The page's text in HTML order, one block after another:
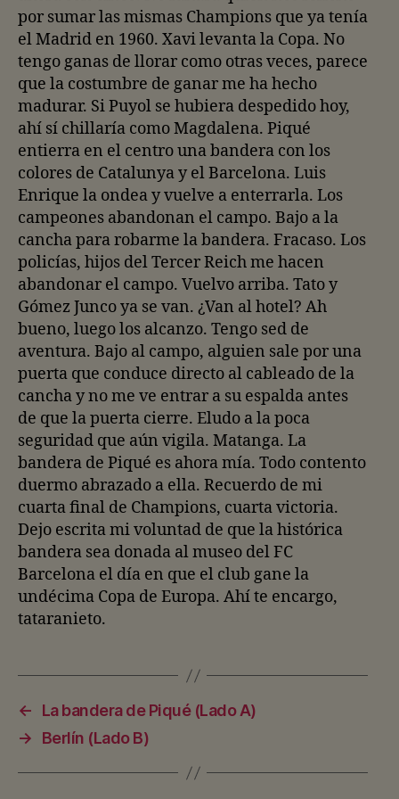
por sumar las mismas Champions que ya tenía
el Madrid en 1960. Xavi levanta la Copa. No
tengo ganas de llorar como otras veces, parece
que la costumbre de ganar me ha hecho
madurar. Si Puyol se hubiera despedido hoy,
ahí sí chillaría como Magdalena. Piqué
entierra en el centro una bandera con los
colores de Catalunya y el Barcelona. Luis
Enrique la ondea y vuelve a enterrarla. Los
campeones abandonan el campo. Bajo a la
cancha para robarme la bandera. Fracaso. Los
policías, hijos del Tercer Reich me hacen
abandonar el campo. Vuelvo arriba. Tato y
Gómez Junco ya se van. ¿Van al hotel? Ah
bueno, luego los alcanzo. Tengo sed de
aventura. Bajo al campo, alguien sale por una
puerta que conduce directo al cableado de la
cancha y no me ve entrar a su espalda antes
de que la puerta cierre. Eludo a la poca
seguridad que aún vigila. Matanga. La
bandera de Piqué es ahora mía. Todo contento
duermo abrazado a ella. Recuerdo de mi
cuarta final de Champions, cuarta victoria.
Dejo escrita mi voluntad de que la histórica
bandera sea donada al museo del FC
Barcelona el día en que el club gane la
undécima Copa de Europa. Ahí te encargo,
tataranieto.
←
La bandera de Piqué (Lado A)
→
Berlín (Lado B)